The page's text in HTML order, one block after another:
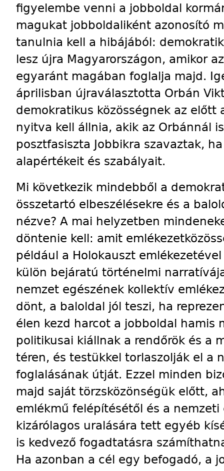
figyelembe venni a jobboldal
magukat jobboldaliként azonosító
tanulnia kell a hibájából:
lesz újra Magyarországon, amikor
egyaránt magában foglalja majd.
áprilisban újraválasztotta Orbán
demokratikus közösségnek az
nyitva kell állnia, akik az Orbánnál
posztfasiszta Jobbikra szavaztak,
alapértékeit és szabályait.
Mi következik mindebből a
összetartó elbeszélésekre és a
nézve? A mai helyzetben
döntenie kell: amit
például a Holokauszt
külön bejáratú történelmi
nemzet egészének kollektív
dönt, a baloldal jól teszi, ha
élen kezd harcot a jobboldal hamis
politikusai kiállnak a rendőrök és a
téren, és testükkel torlaszolják el a
foglalásának útját. Ezzel minden
majd saját törzsközönségük előtt,
emlékmű felépítésétől és a nemzeti
kizárólagos uralására tett egyéb
is kedvező fogadtatásra
Ha azonban a cél egy befogadó, a